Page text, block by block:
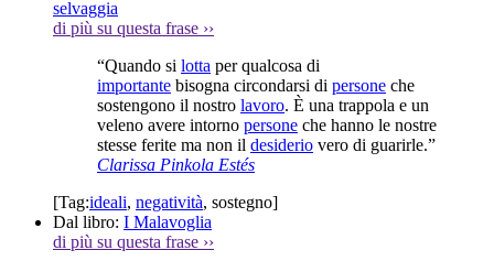
selvaggia
di più su questa frase ››
“Quando si lotta per qualcosa di
importante bisogna circondarsi di persone che
sostengono il nostro lavoro. È una trappola e un
veleno avere intorno persone che hanno le nostre
stesse ferite ma non il desiderio vero di guarirle.”
Clarissa Pinkola Estés
[Tag:ideali, negatività, sostegno]
Dal libro: I Malavoglia
di più su questa frase ››